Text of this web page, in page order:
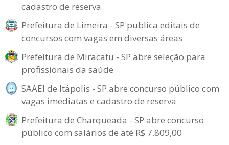
cadastro de reserva
Prefeitura de Limeira - SP publica editais de
concursos com vagas em diversas áreas
Prefeitura de Miracatu - SP abre seleção para
profissionais da saúde
SAAEI de Itápolis - SP abre concurso público com
vagas imediatas e cadastro de reserva
Prefeitura de Charqueada - SP abre concurso
público com salários de até R$ 7.809,00